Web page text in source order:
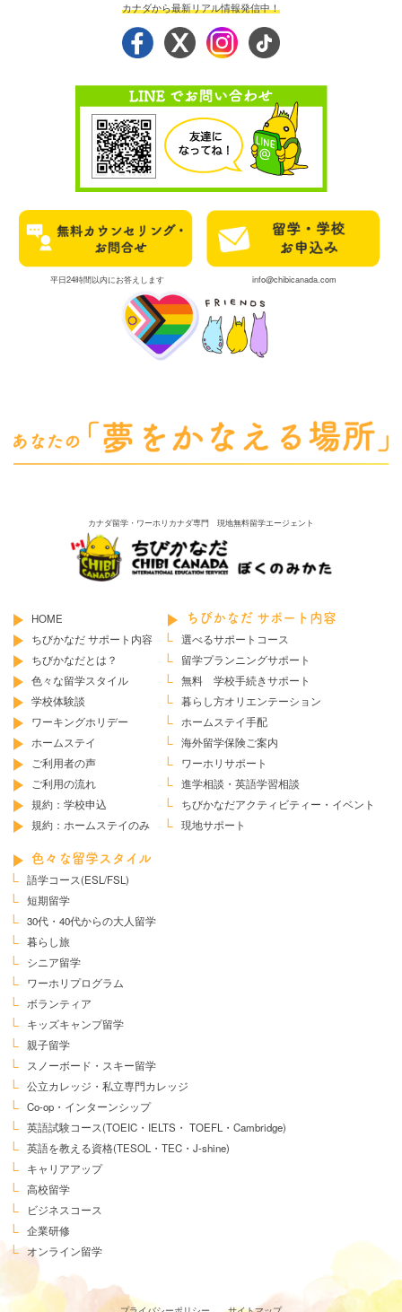
カナダから最新リアル情報発信中！
平日24時間以内にお答えします info@chibicanada.com
カナダ留学・ワーホリカナダ専門 現地無料留学エージェント
HOME
ちびかなだ サポート内容
ちびかなだとは？
色々な留学スタイル
学校体験談
ワーキングホリデー
ホームステイ
ご利用者の声
ご利用の流れ
規約：学校申込
規約：ホームステイのみ
ちびかなだ サポート内容
選べるサポートコース
留学プランニングサポート
無料 学校手続きサポート
暮らし方オリエンテーション
ホームステイ手配
海外留学保険ご案内
ワーホリサポート
進学相談・英語学習相談
ちびかなだアクティビティー・イベント
現地サポート
色々な留学スタイル
語学コース(ESL/FSL)
短期留学
30代・40代からの大人留学
暮らし旅
シニア留学
ワーホリプログラム
ボランティア
キッズキャンプ留学
親子留学
スノーボード・スキー留学
公立カレッジ・私立専門カレッジ
Co-op・インターンシップ
英語試験コース(TOEIC・IELTS・ TOEFL・Cambridge)
英語を教える資格(TESOL・TEC・J-shine)
キャリアアップ
高校留学
ビジネスコース
企業研修
オンライン留学